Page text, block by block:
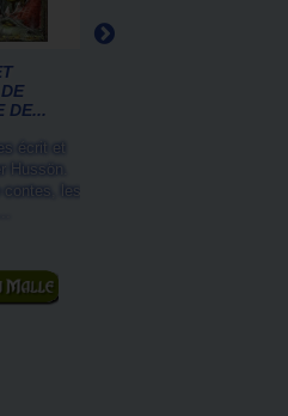
DE...
écrit et
Hussön.
contes, les